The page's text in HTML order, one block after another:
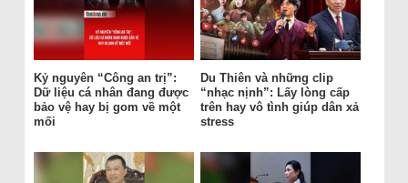
Kỷ nguyên “Công an trị”:
Dữ liệu cá nhân đang được
bảo vệ hay bị gom về một
mối
Du Thiên và những clip
“nhạc nịnh”: Lấy lòng cấp
trên hay vô tình giúp dân xả
stress